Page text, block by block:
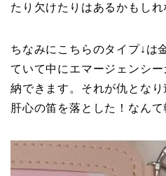
たり欠けたりはあるかもしれ
ちなみにこちらのタイプ↓は
ていて中にエマージェンシ
納できます。それが仇となり
肝心の笛を落とした！なんて